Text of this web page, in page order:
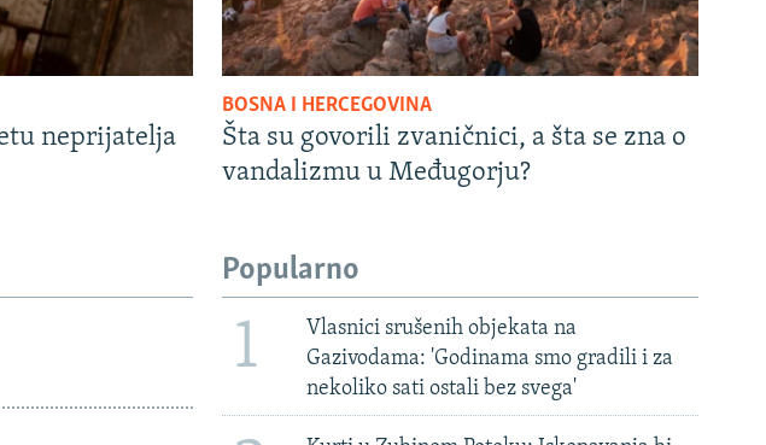
neprijatelja
BOSNA I HERCEGOVINA
Šta su govorili zvaničnici, a šta se zna o
vandalizmu u Međugorju?
Popularno
1
Vlasnici srušenih objekata na
Gazivodama: 'Godinama smo gradili i za
nekoliko sati ostali bez svega'